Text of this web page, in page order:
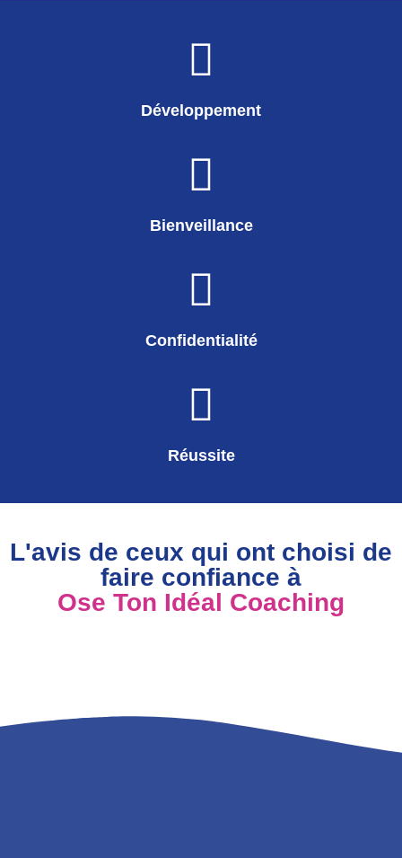
Développement
Bienveillance
Confidentialité
Réussite
L'avis de ceux qui ont choisi de
faire confiance à
Ose Ton Idéal Coaching